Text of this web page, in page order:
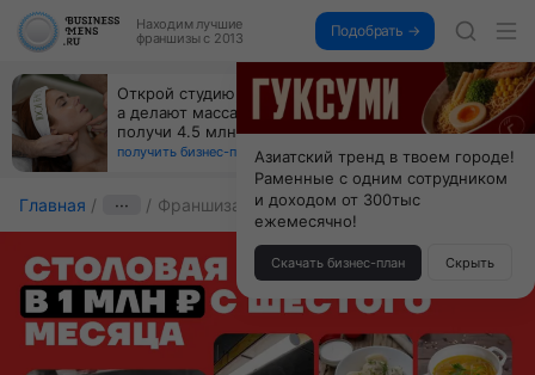
Находим лучшие
франшизы с 2013
Подобрать →
Открой студию, где не колют и не режут,
а делают массаж лица руками и в первый же год
получи 4.5 млн
получить бизнес-план ↓
Главная ··· Франшиза Патриот
Азиатский тренд в твоем городе!
Раменные с одним сотрудником
и доходом от 300тыс
ежемесячно!
Скачать бизнес-план Скрыть